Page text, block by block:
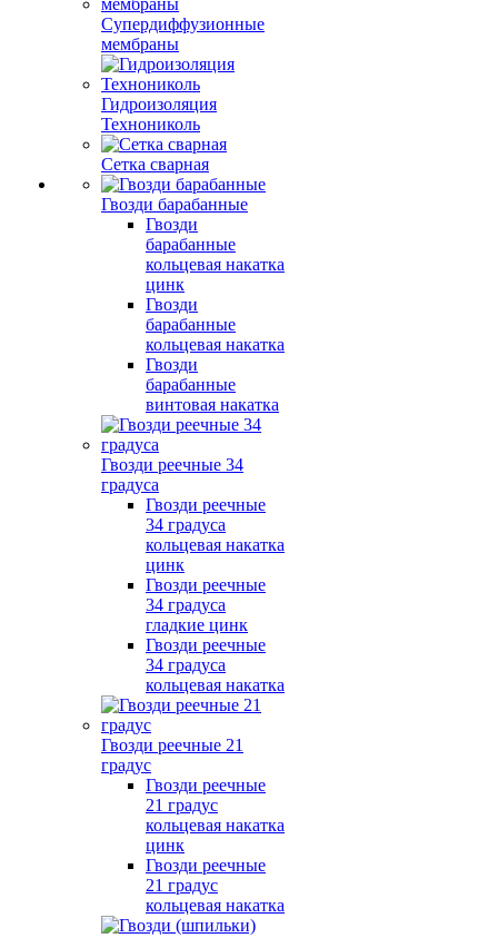
Супердиффузионные
мембраны
Гидроизоляция
Технониколь
Сетка сварная
Гвозди барабанные
Гвозди
барабанные
кольцевая накатка
цинк
Гвозди
барабанные
кольцевая накатка
Гвозди
барабанные
винтовая накатка
Гвозди реечные 34
градуса
Гвозди реечные
34 градуса
кольцевая накатка
цинк
Гвозди реечные
34 градуса
гладкие цинк
Гвозди реечные
34 градуса
кольцевая накатка
Гвозди реечные 21
градус
Гвозди реечные
21 градус
кольцевая накатка
цинк
Гвозди реечные
21 градус
кольцевая накатка